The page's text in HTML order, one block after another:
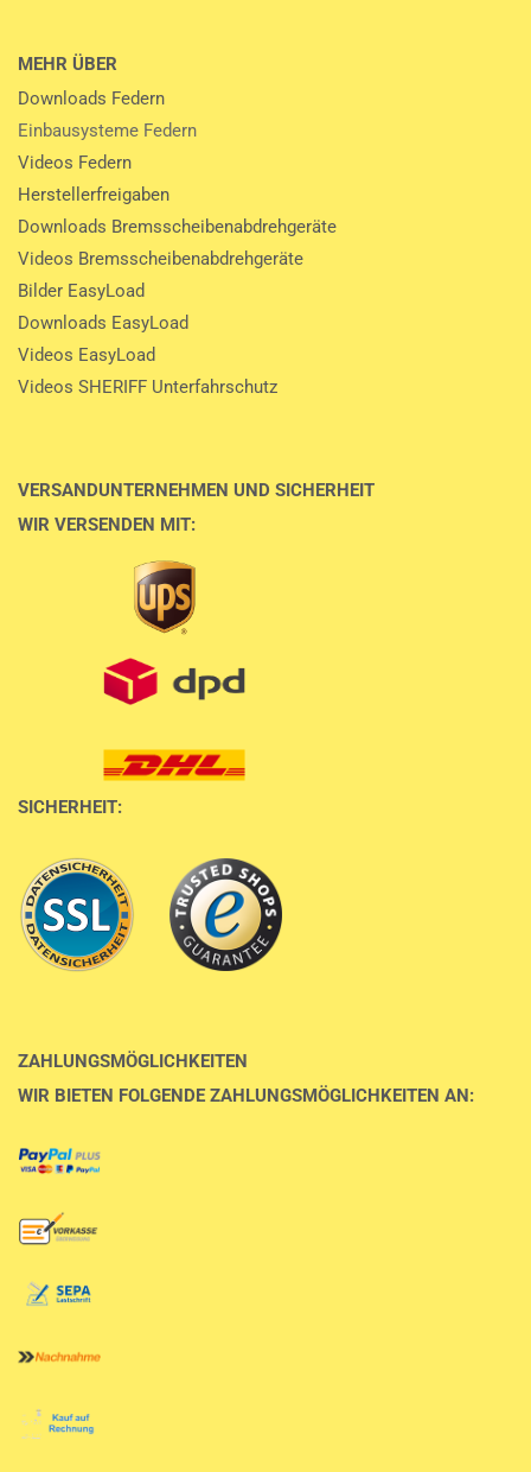
MEHR ÜBER
Downloads Federn
Einbausysteme Federn
Videos Federn
Herstellerfreigaben
Downloads Bremsscheibenabdrehgeräte
Videos Bremsscheibenabdrehgeräte
Bilder EasyLoad
Downloads EasyLoad
Videos EasyLoad
Videos SHERIFF Unterfahrschutz
VERSANDUNTERNEHMEN UND SICHERHEIT
WIR VERSENDEN MIT:
SICHERHEIT:
ZAHLUNGSMÖGLICHKEITEN
WIR BIETEN FOLGENDE ZAHLUNGSMÖGLICHKEITEN AN: